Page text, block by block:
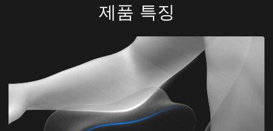
제품 특징